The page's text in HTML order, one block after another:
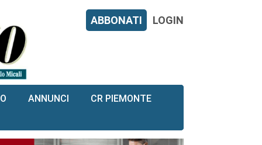
ABBONATI LOGIN
ANNUNCI CR PIEMONTE